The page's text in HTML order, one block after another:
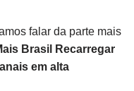
falar da parte mais
Brasil Recarregar
em alta